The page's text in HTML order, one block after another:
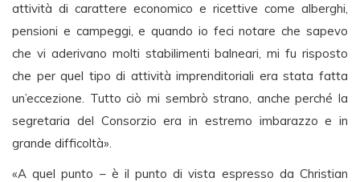
attività di carattere economico e ricettive come alberghi,
pensioni e campeggi, e quando io feci notare che sapevo
che vi aderivano molti stabilimenti balneari, mi fu risposto
che per quel tipo di attività imprenditoriali era stata fatta
un’eccezione. Tutto ciò mi sembrò strano, anche perché la
segretaria del Consorzio era in estremo imbarazzo e in
grande difficoltà».
«A quel punto – è il punto di vista espresso da Christian